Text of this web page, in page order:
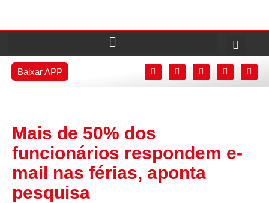
Baixar APP
Mais de 50% dos
funcionários respondem e-
mail nas férias, aponta
pesquisa